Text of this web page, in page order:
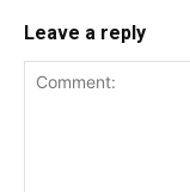
Leave a reply